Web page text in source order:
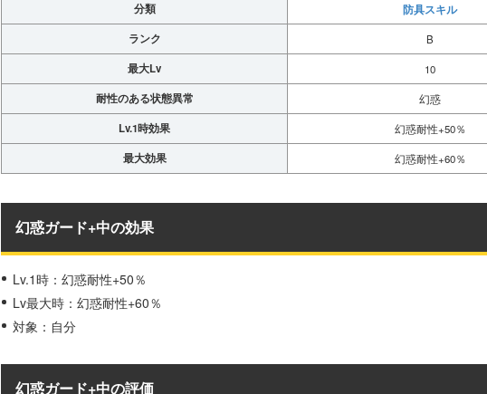
分類 防具スキル
ランク B
最大Lv 10
耐性のある状態異常 幻惑
Lv.1時効果 幻惑耐性+50％
最大効果 幻惑耐性+60％
幻惑ガード+中の効果
Lv.1時：幻惑耐性+50％
Lv最大時：幻惑耐性+60％
対象：自分
幻惑ガード+中の評価